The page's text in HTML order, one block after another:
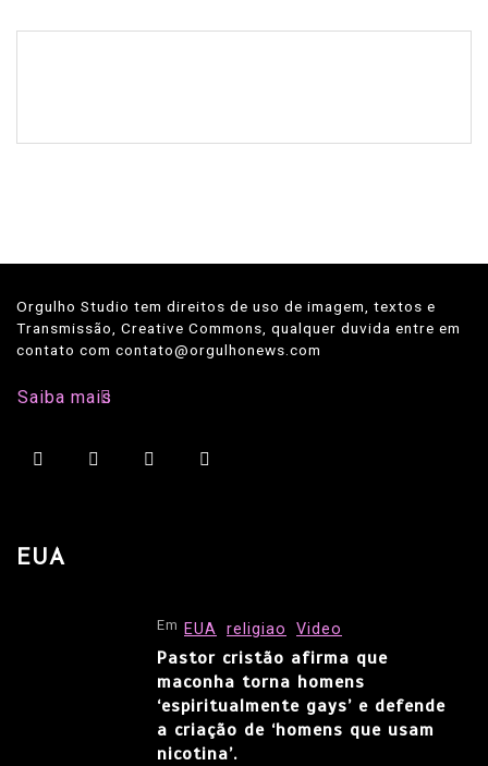
Orgulho Studio tem direitos de uso de imagem, textos e
Transmissão, Creative Commons, qualquer duvida entre em
contato com contato@orgulhonews.com
Saiba mais
EUA
Em EUA religiao Video
Pastor cristão afirma que
maconha torna homens
‘espiritualmente gays’ e defende
a criação de ‘homens que usam
nicotina’.